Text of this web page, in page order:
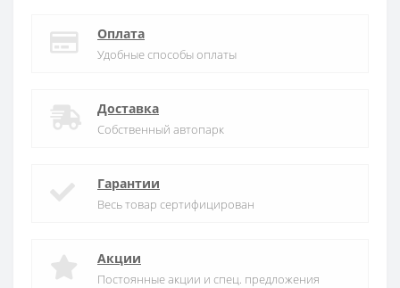
Оплата
Удобные способы оплаты
Доставка
Собственный автопарк
Гарантии
Весь товар сертифицирован
Акции
Постоянные акции и спец. предложения